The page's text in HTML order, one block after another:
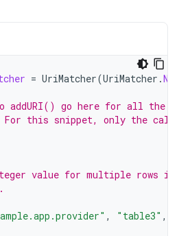
= UriMatcher(UriMatcher .
addURI() go here for all the
this snippet, only the
value for multiple rows
, "table3" ,